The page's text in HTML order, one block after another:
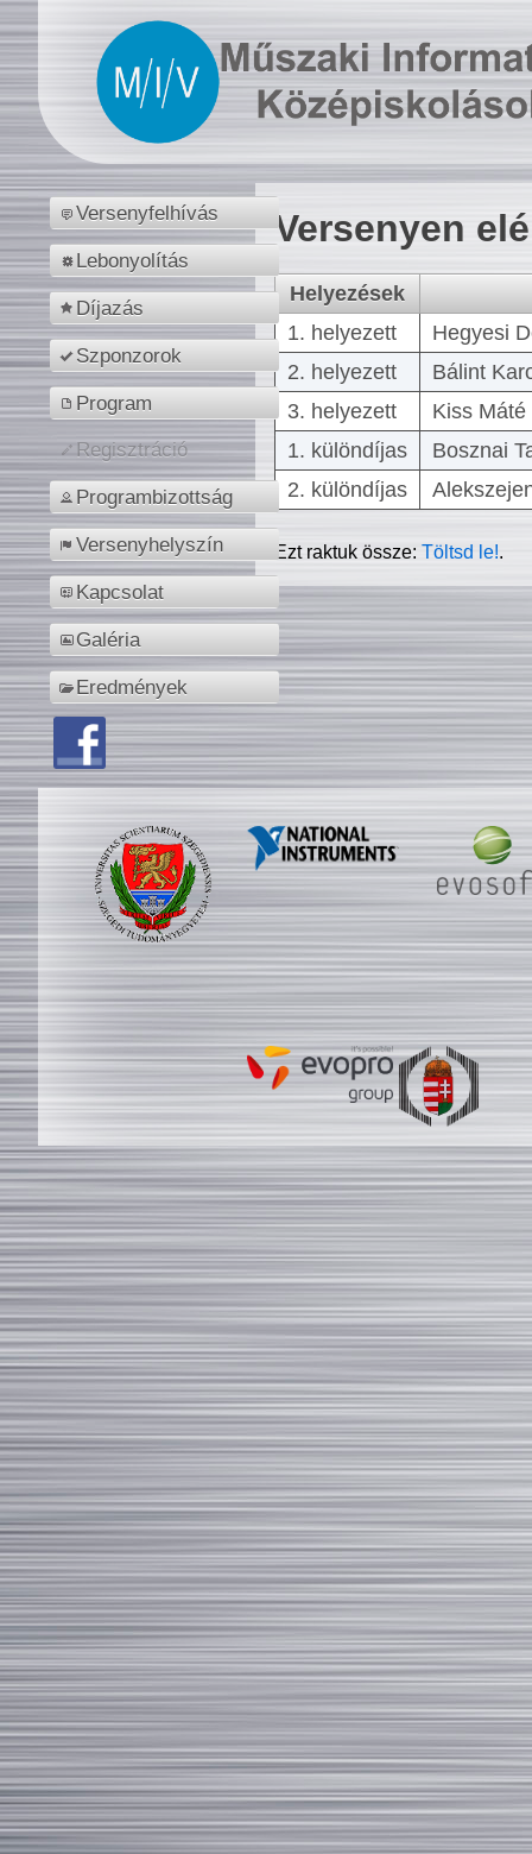
Versenyfelhívás
Lebonyolítás
Díjazás
Szponzorok
Program
Regisztráció
Programbizottság
Versenyhelyszín
Kapcsolat
Galéria
Eredmények
Versenyen
Helyezések
1. helyezett
Hegyesi
2. helyezett
Bálint
3. helyezett
Kiss
1. különdíjas
Bosznai
2. különdíjas
Ezt raktuk össze:Töltsd le!.